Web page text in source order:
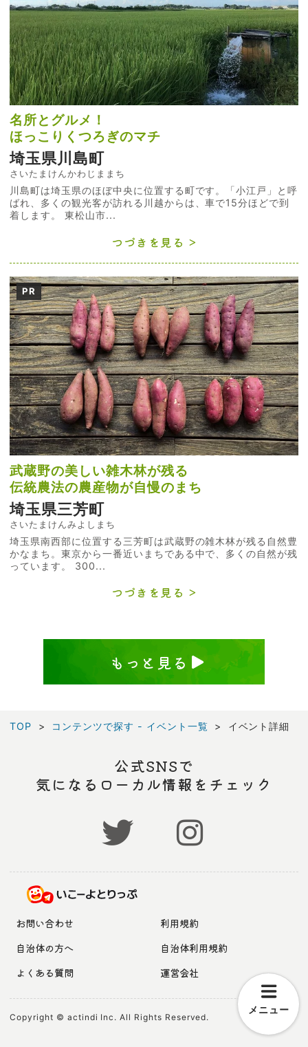
名所とグルメ！
ほっこりくつろぎのマチ
埼玉県川島町
さいたまけんかわじままち
川島町は埼玉県のほぼ中央に位置する町です。「小江戸」と呼
ばれ、多くの観光客が訪れる川越からは、車で15分ほどで到
着します。 東松山市...
つづきを見る
PR
武蔵野の美しい雑木林が残る
伝統農法の農産物が自慢のまち
埼玉県三芳町
さいたまけんみよしまち
埼玉県南西部に位置する三芳町は武蔵野の雑木林が残る自然豊
かなまち。東京から一番近いまちである中で、多くの自然が残
っています。 300...
つづきを見る
もっと見る
TOP コンテンツで探す - イベント一覧 イベント詳細
メニュー
公式SNSで
気になるローカル情報をチェック
お問い合わせ
利用規約
自治体の方へ
自治体利用規約
よくある質問
運営会社
Copyright © actindi Inc. All Rights Reserved.